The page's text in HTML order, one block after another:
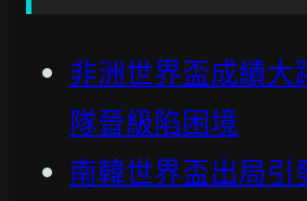
非洲世界盃成績大
隊晉級陷困境
南韓世界盃出局引